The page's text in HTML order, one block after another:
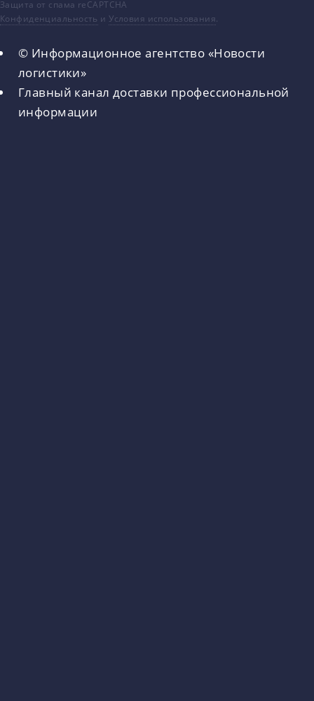
Защита от спама reCAPTCHA
Конфиденциальность иУсловия использования.
© Информационное агентство «Новости
логистики»
Главный канал доставки профессиональной
информации